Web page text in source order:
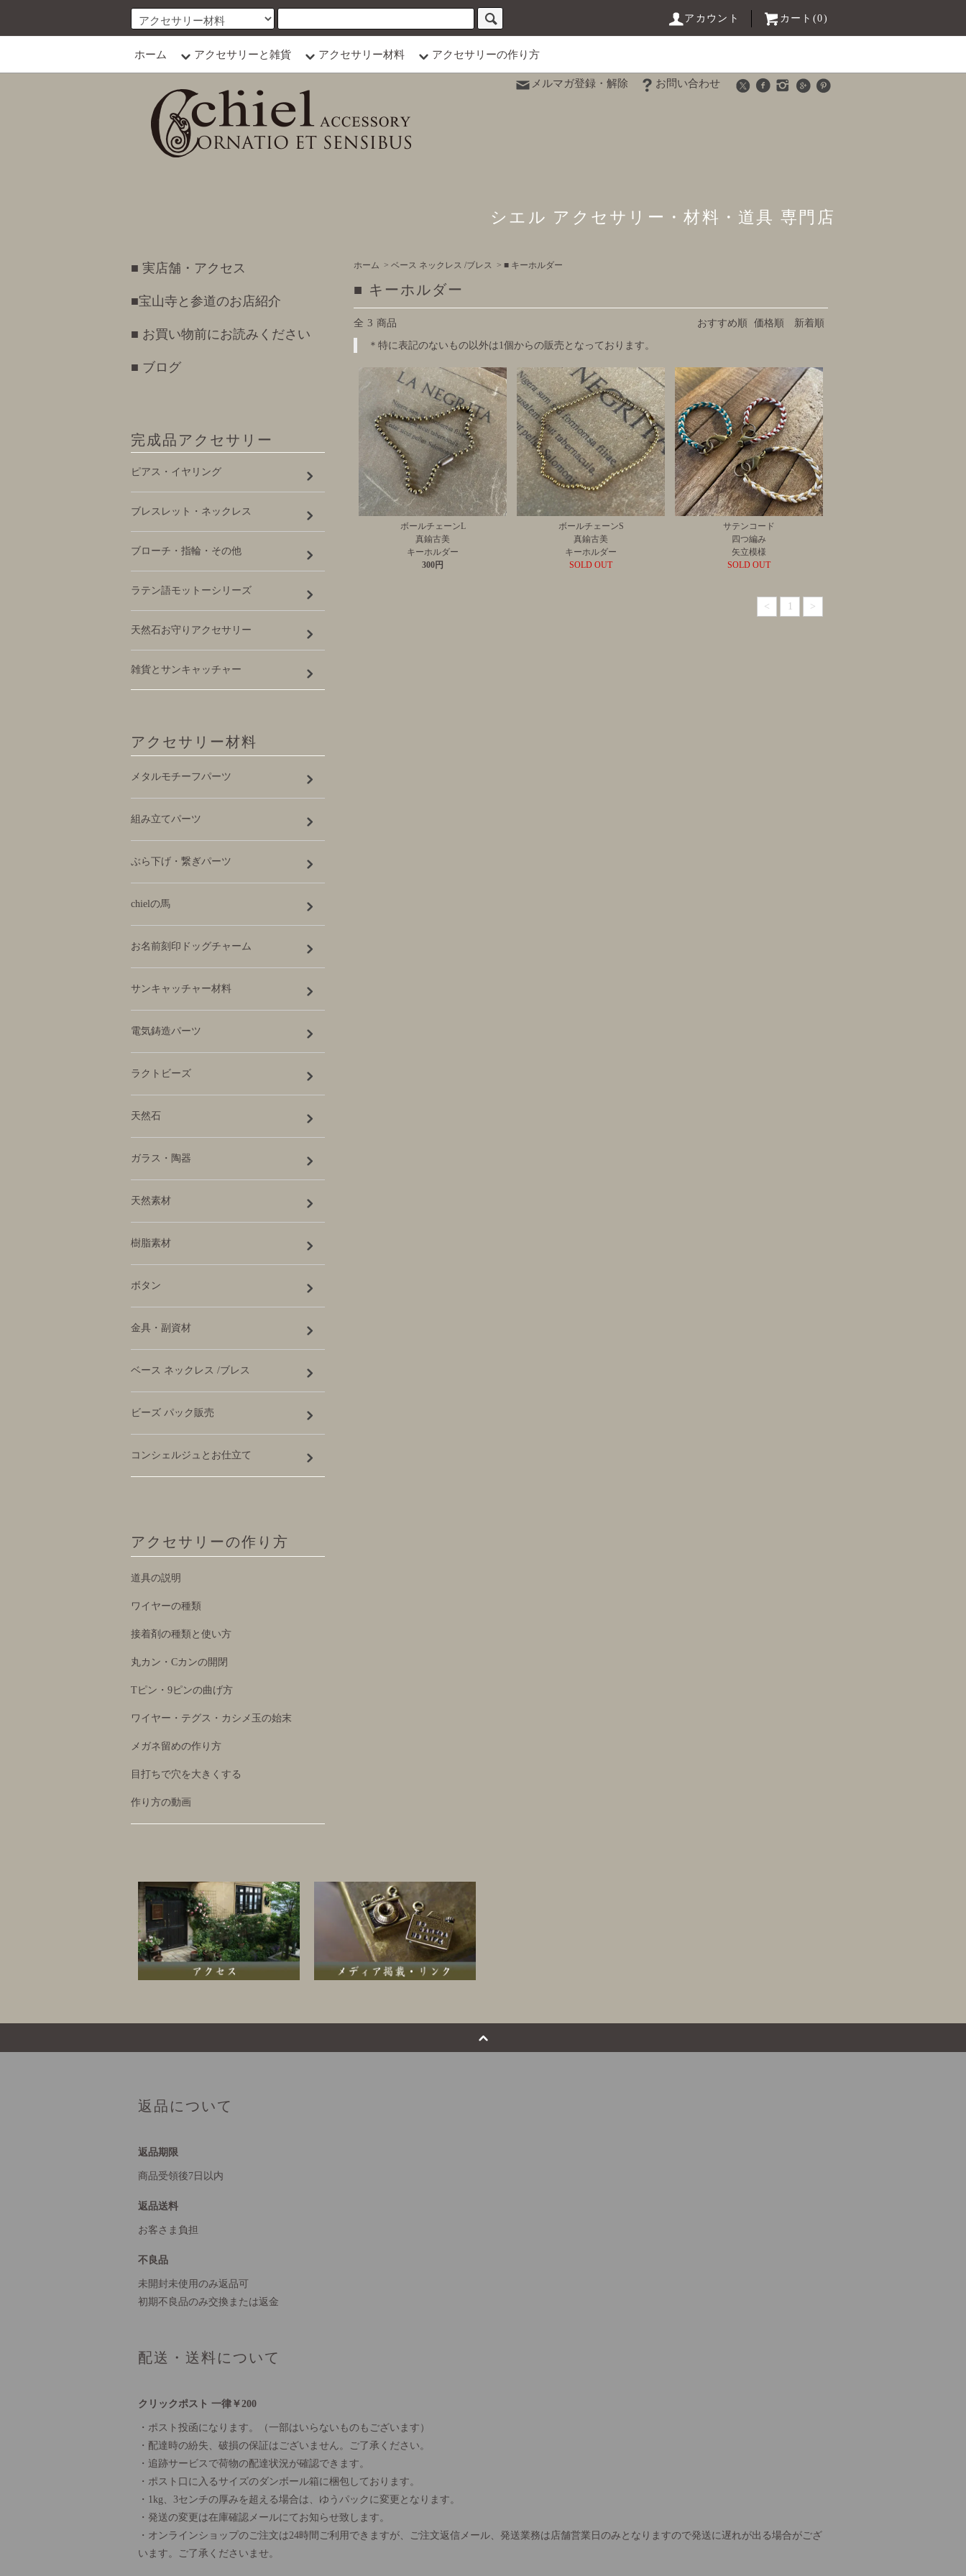
アカウント カート(0)
ホーム アクセサリーと雑貨 アクセサリー材料 アクセサリーの作り方
メルマガ登録・解除 お問い合わせ
シエル アクセサリー・材料・道具 専門店
ホーム > ベース ネックレス /ブレス > ■ キーホルダー
■ キーホルダー
全 3 商品 おすすめ順 価格順 新着順
＊特に表記のないもの以外は1個からの販売となっております。
ボールチェーンL
真鍮古美
キーホルダー
300円
ボールチェーンS
真鍮古美
キーホルダー
SOLD OUT
サテンコード
四つ編み
矢立模様
SOLD OUT
< 1 >
■ 実店舗・アクセス
■宝山寺と参道のお店紹介
■ お買い物前にお読みください
■ ブログ
完成品アクセサリー
ピアス・イヤリング
ブレスレット・ネックレス
ブローチ・指輪・その他
ラテン語モットーシリーズ
天然石お守りアクセサリー
雑貨とサンキャッチャー
アクセサリー材料
メタルモチーフパーツ
組み立てパーツ
ぶら下げ・繋ぎパーツ
chielの馬
お名前刻印ドッグチャーム
サンキャッチャー材料
電気鋳造パーツ
ラクトビーズ
天然石
ガラス・陶器
天然素材
樹脂素材
ボタン
金具・副資材
ベース ネックレス /ブレス
ビーズ パック販売
コンシェルジュとお仕立て
アクセサリーの作り方
道具の説明
ワイヤーの種類
接着剤の種類と使い方
丸カン・Cカンの開閉
Tピン・9ピンの曲げ方
ワイヤー・テグス・カシメ玉の始末
メガネ留めの作り方
目打ちで穴を大きくする
作り方の動画
返品について
返品期限
商品受領後7日以内
返品送料
お客さま負担
不良品
未開封未使用のみ返品可
初期不良品のみ交換または返金
配送・送料について
クリックポスト 一律￥200
・ポスト投函になります。（一部はいらないものもございます）
・配達時の紛失、破損の保証はございません。ご了承ください。
・追跡サービスで荷物の配達状況が確認できます。
・ポスト口に入るサイズのダンボール箱に梱包しております。
・1kg、3センチの厚みを超える場合は、ゆうパックに変更となります。
・発送の変更は在庫確認メールにてお知らせ致します。
・オンラインショップのご注文は24時間ご利用できますが、ご注文返信メール、発送業務は店舗営業日のみとなりますので発送に遅れが出る場合がござ
います。ご了承くださいませ。